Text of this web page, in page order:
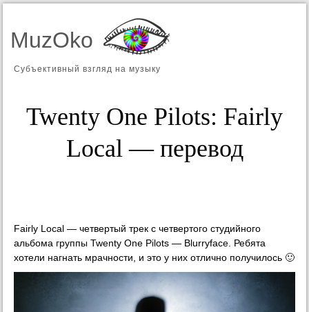
MuzOko
Субъективный взгляд на музыку
Twenty One Pilots: Fairly
Local — перевод
Fairly Local — четвертый трек с четвертого студийного
альбома группы Twenty One Pilots — Blurryface. Ребята
хотели нагнать мрачности, и это у них отлично получилось 🙂